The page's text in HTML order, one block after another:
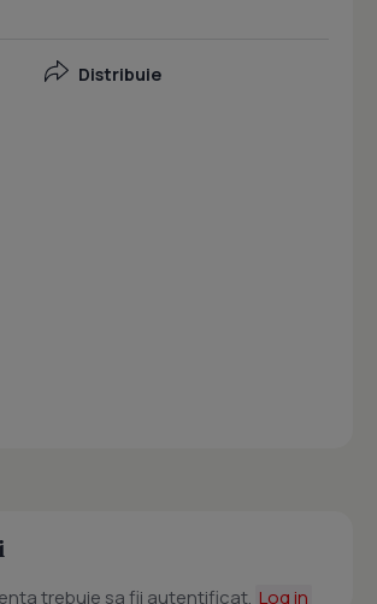
Distribuie
trebuie sa fii autentificat. Log in